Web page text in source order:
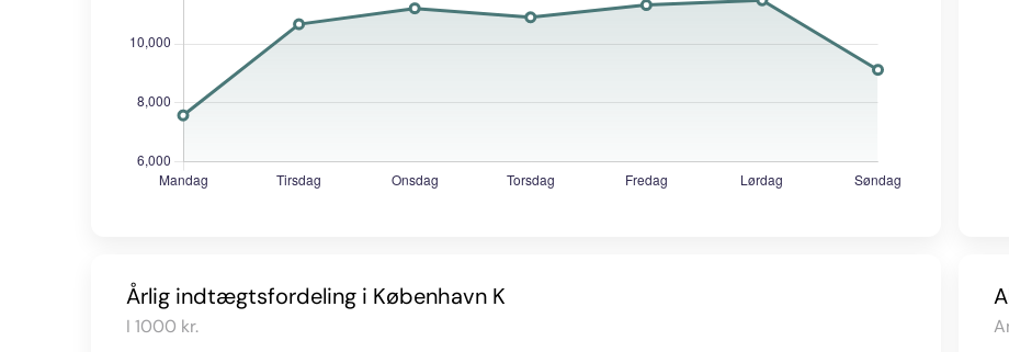
Årlig indtægtsfordeling i København K
I 1000 kr.